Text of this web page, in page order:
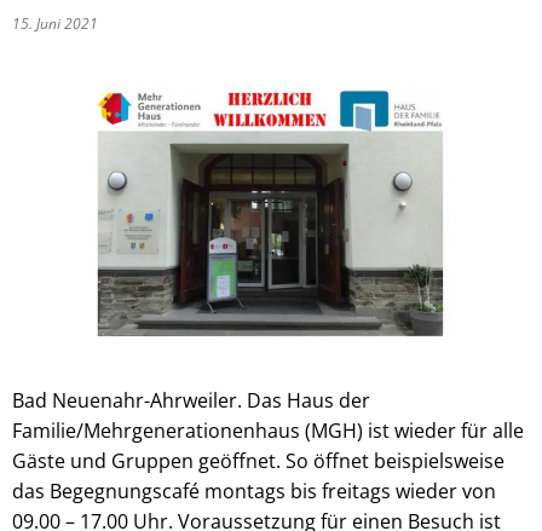
15. Juni 2021
Bad Neuenahr-Ahrweiler. Das Haus der
Familie/Mehrgenerationenhaus (MGH) ist wieder für alle
Gäste und Gruppen geöffnet. So öffnet beispielsweise
das Begegnungscafé montags bis freitags wieder von
09.00 – 17.00 Uhr. Voraussetzung für einen Besuch ist